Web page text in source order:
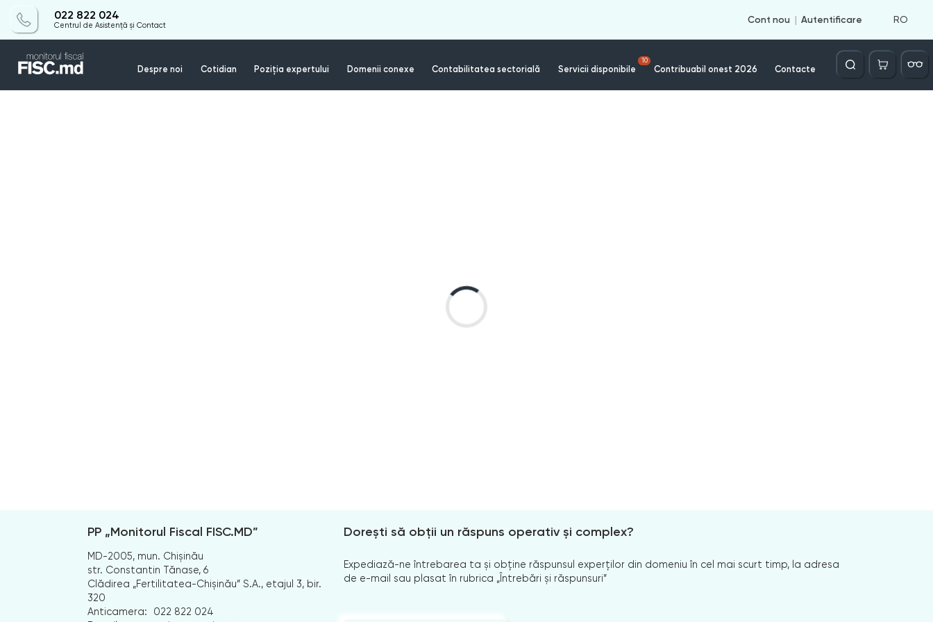
022 822 024
Centrul de Asistență și Contact
Cont nou Autentificare RO
Despre noi Cotidian Poziția expertului Domenii conexe Contabilitatea sectorială Servicii disponibile
10
Contribuabil onest 2026 Contacte
Căutare
PP „Monitorul Fiscal FISC.MD”
MD-2005, mun. Chișinău
str. Constantin Tănase, 6
Clădirea „Fertilitatea-Chișinău” S.A., etajul 3, bir.
320
Anticamera:
022 822 024
Dorești să obții un răspuns operativ și complex?
Expediază-ne întrebarea ta și obține răspunsul experților din domeniu în cel mai scurt timp, la adresa
de e-mail sau plasat în rubrica „Întrebări și răspunsuri”